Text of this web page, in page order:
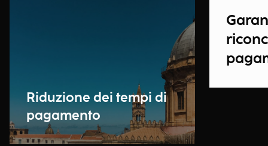
Riduzione dei tempi di
pagamento